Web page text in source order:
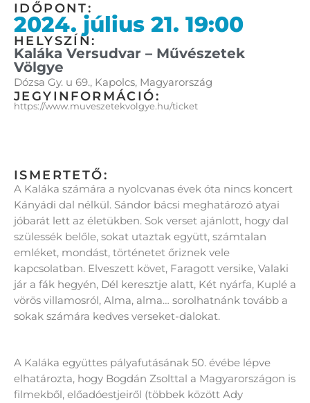
IDŐPONT:
2024. július 21. 19:00
HELYSZÍN:
Kaláka Versudvar – Művészetek
Völgye
Dózsa Gy. u 69., Kapolcs, Magyarország
JEGYINFORMÁCIÓ:
https://www.muveszetekvolgye.hu/ticket
ISMERTETŐ:
A Kaláka számára a nyolcvanas évek óta nincs koncert
Kányádi dal nélkül. Sándor bácsi meghatározó atyai
jóbarát lett az életükben. Sok verset ajánlott, hogy dal
szülessék belőle, sokat utaztak együtt, számtalan
emléket, mondást, történetet őriznek vele
kapcsolatban. Elveszett követ, Faragott versike, Valaki
jár a fák hegyén, Dél keresztje alatt, Két nyárfa, Kuplé a
vörös villamosról, Alma, alma… sorolhatnánk tovább a
sokak számára kedves verseket-dalokat.
A Kaláka együttes pályafutásának 50. évébe lépve
elhatározta, hogy Bogdán Zsolttal a Magyarországon is
filmekből, előadóestjeiről (többek között Ady